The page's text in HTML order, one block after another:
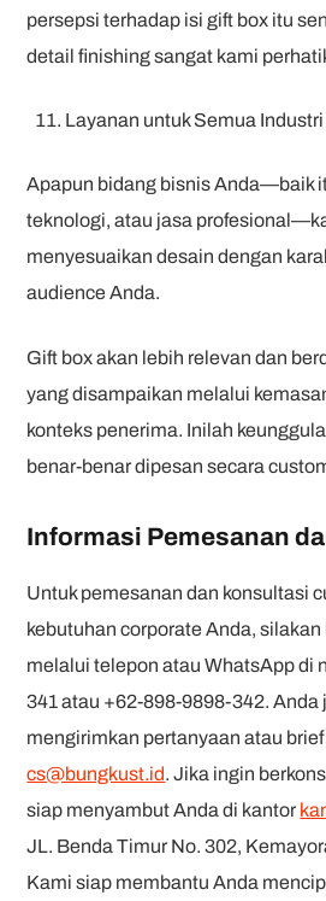
persepsi terhadap isi gift box itu
detail finishing sangat kami
Layanan untuk Semua Industri
Apapun bidang bisnis Anda—baik
teknologi, atau jasa
menyesuaikan desain dengan
audience Anda.
Gift box akan lebih relevan dan
yang disampaikan melalui
konteks penerima. Inilah
benar-benar dipesan secara
Informasi Pemesanan
Untuk pemesanan dan konsultasi
kebutuhan corporate Anda,
melalui telepon atau WhatsApp di
341 atau +62-898-9898-342. Anda
mengirimkan pertanyaan atau brief
cs@bungkust.id. Jika ingin
siap menyambut Anda di kantor
JL. Benda Timur No. 302,
Kami siap membantu Anda